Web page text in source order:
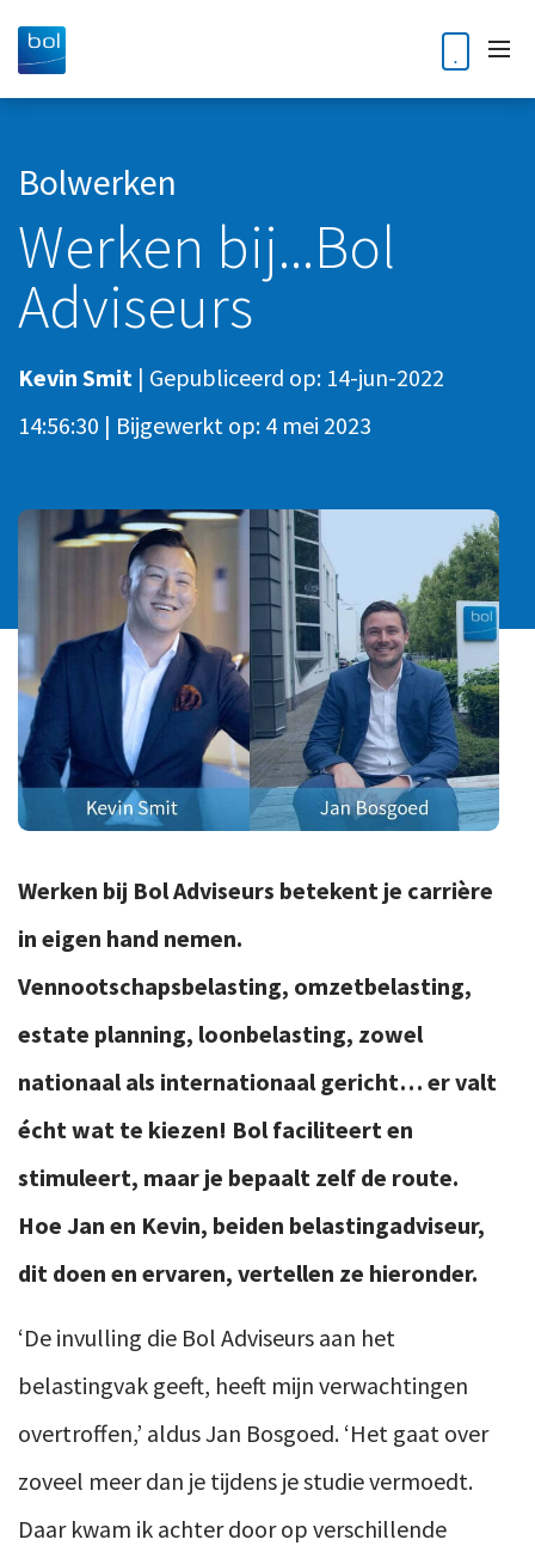
Vacatures
Ontdek Bol
Vakgebieden
Belastingaangifte en - advies
Business Controlling
Internationaal advies
IT-Audit en Advies
Juridisch advies
Organisatieadvies
Personeel en Salaris
Samenstelpraktijk
Business Support
(Afstudeer)stage en werkstudenten
Medewerkersverhalen
Solliciteren ›
Bolwerken
Werken bij...Bol
Adviseurs
Kevin Smit | Gepubliceerd op: 14-jun-2022
14:56:30 | Bijgewerkt op: 4 mei 2023
Werken bij Bol Adviseurs betekent je carrière
in eigen hand nemen.
Vennootschapsbelasting, omzetbelasting,
estate planning, loonbelasting, zowel
nationaal als internationaal gericht… er valt
écht wat te kiezen! Bol faciliteert en
stimuleert, maar je bepaalt zelf de route.
Hoe Jan en Kevin, beiden belastingadviseur,
dit doen en ervaren, vertellen ze hieronder.
‘De invulling die Bol Adviseurs aan het
belastingvak geeft, heeft mijn verwachtingen
overtroffen,’ aldus Jan Bosgoed. ‘Het gaat over
zoveel meer dan je tijdens je studie vermoedt.
Daar kwam ik achter door op verschillende